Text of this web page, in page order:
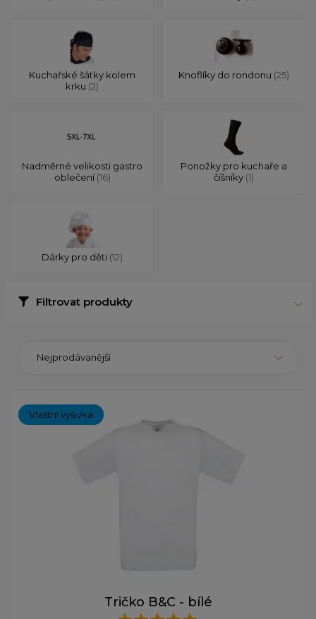
Kuchařské šátky kolem
krku (2)
Knoflíky do rondonu (25)
Nadměrné velikosti gastro
oblečení(16)
Ponožky pro kuchaře a
číšníky (1)
Dárky pro děti (12)
Filtrovat produkty
Nejprodávanější
Vlastní výšivka
Tričko B&C - bílé